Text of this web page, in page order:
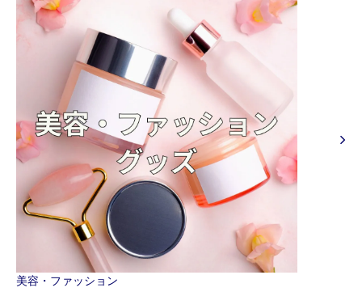
美容・ファッション